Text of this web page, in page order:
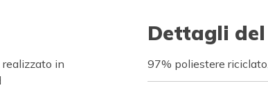
in
Dettagli
97% poliestere